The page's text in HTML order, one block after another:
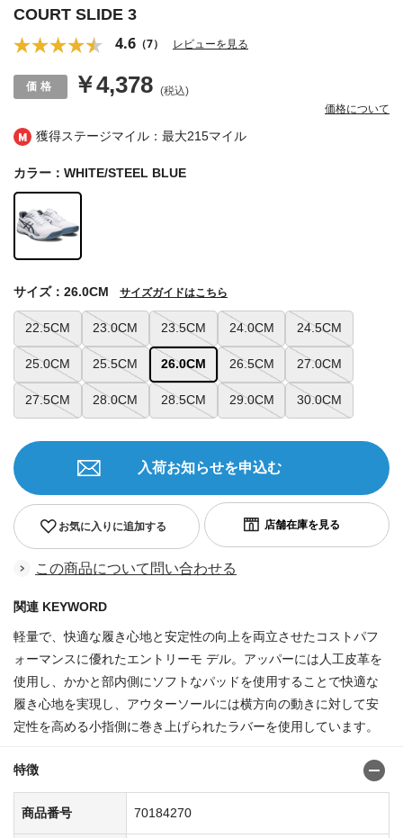
獲得ステージマイル：最大215マイル
COURT SLIDE 3
4.6 （7） レビューを見る
￥4,378 (税込)
価格について
カラー：WHITE/STEEL BLUE
22.5CM 23.0CM 23.5CM 24.0CM 24.5CM
25.0CM 25.5CM 26.0CM 26.5CM 27.0CM
27.5CM 28.0CM 28.5CM 29.0CM 30.0CM
サイズ：26.0CM サイズガイドはこちら
お気に入りに追加する
入荷お知らせを申込む
この商品について問い合わせる
関連 KEYWORD
軽量で、快適な履き心地と安定性の向上を両立させたコストパフ
ォーマンスに優れたエントリーモ デル。アッパーには人工皮革を
使用し、かかと部内側にソフトなパッドを使用することで快適な
履き心地を実現し、アウターソールには横方向の動きに対して安
定性を高める小指側に巻き上げられたラバーを使用しています。
特徴
商品番号 70184270